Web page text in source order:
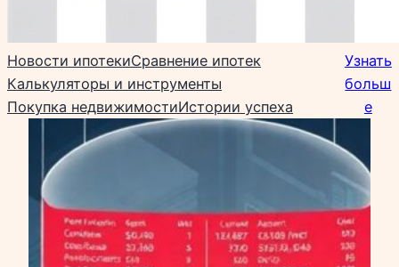
Новости ипотекиСравнение ипотек
Калькуляторы и инструменты
Покупка недвижимостиИстории успеха
Узнать
больш
е